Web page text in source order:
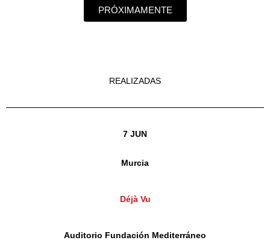
PRÓXIMAMENTE
REALIZADAS
7 JUN
Murcia
Déjà Vu
Auditorio Fundación Mediterráneo